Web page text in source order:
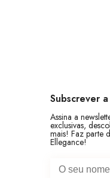
Cottage Verde
€por
Subscrever
Assina a
exclusivas,
mais! Faz parte
Ellegance!